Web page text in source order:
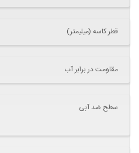
قطر کاسه (میلیمتر)
مقاومت در برابر آب
سطح ضد آبی